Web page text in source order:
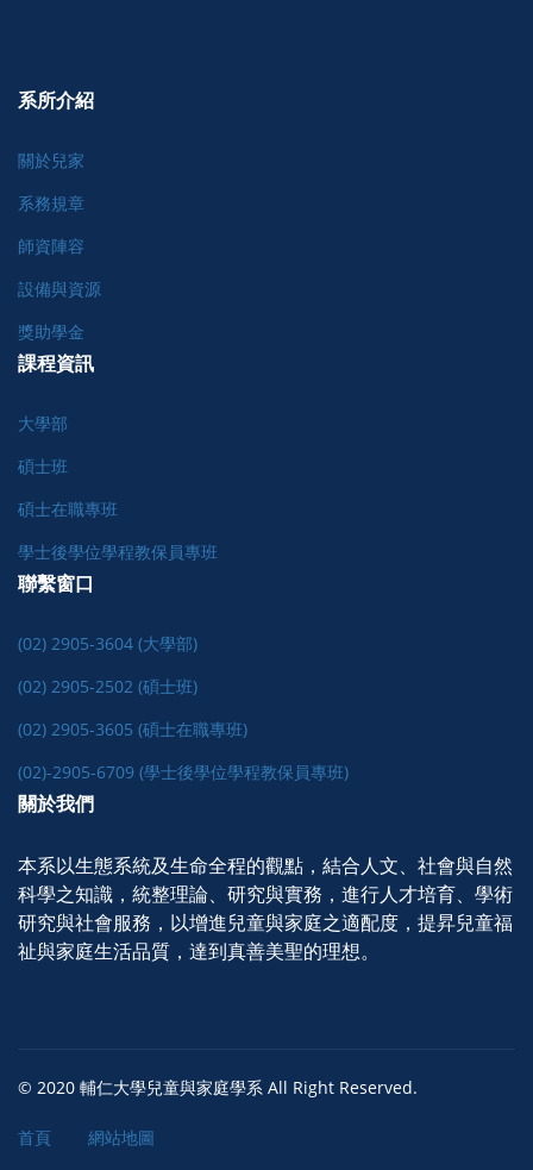
系所介紹
關於兒家
系務規章
師資陣容
設備與資源
獎助學金
課程資訊
大學部
碩士班
碩士在職專班
學士後學位學程教保員專班
聯繫窗口
(02) 2905-3604 (大學部)
(02) 2905-2502 (碩士班)
(02) 2905-3605 (碩士在職專班)
(02)-2905-6709 (學士後學位學程教保員專班)
關於我們
本系以生態系統及生命全程的觀點，結合人文、社會與自然
科學之知識，統整理論、研究與實務，進行人才培育、學術
研究與社會服務，以增進兒童與家庭之適配度，提昇兒童福
祉與家庭生活品質，達到真善美聖的理想。
© 2020 輔仁大學兒童與家庭學系 All Right Reserved.
首頁 網站地圖